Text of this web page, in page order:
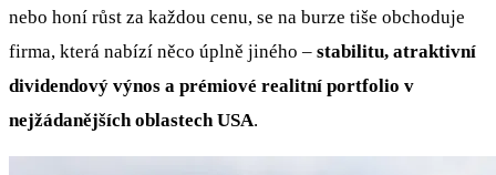
nebo honí růst za každou cenu, se na burze tiše obchoduje
firma, která nabízí něco úplně jiného – stabilitu, atraktivní
dividendový výnos a prémiové realitní portfolio v
nejžádanějších oblastech USA.